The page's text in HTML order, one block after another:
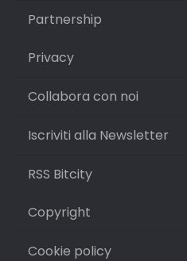
Partnership
Privacy
Collabora con noi
Iscriviti alla Newsletter
RSS Bitcity
Copyright
Cookie policy